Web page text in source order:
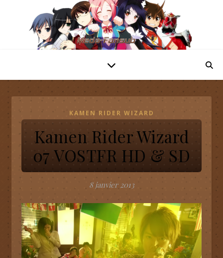
KAMEN RIDER WIZARD
Kamen Rider Wizard
07 VOSTFR HD & SD
8 janvier 2013